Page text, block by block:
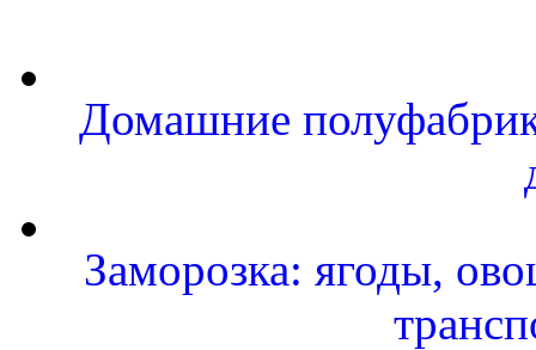
Домашние
Заморозка: ягоды,